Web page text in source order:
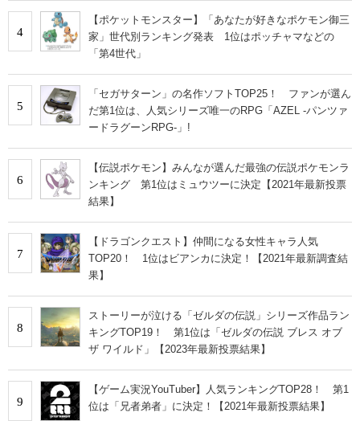
4
【ポケットモンスター】「あなたが好きなポケモン御三
家」世代別ランキング発表 1位はポッチャマなどの
「第4世代」
5
「セガサターン」の名作ソフトTOP25！ ファンが選ん
だ第1位は、人気シリーズ唯一のRPG「AZEL ‐パンツァ
ードラグーンRPG‐」!
6
【伝説ポケモン】みんなが選んだ最強の伝説ポケモンラ
ンキング 第1位はミュウツーに決定【2021年最新投票
結果】
7
【ドラゴンクエスト】仲間になる女性キャラ人気
TOP20！ 1位はビアンカに決定！【2021年最新調査結
果】
8
ストーリーが泣ける「ゼルダの伝説」シリーズ作品ラン
キングTOP19！ 第1位は「ゼルダの伝説 ブレス オブ
ザ ワイルド」【2023年最新投票結果】
9
【ゲーム実況YouTuber】人気ランキングTOP28！ 第1
位は「兄者弟者」に決定！【2021年最新投票結果】